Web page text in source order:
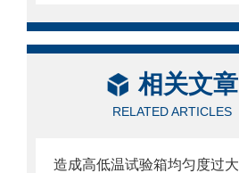
相关文章
RELATED ARTICLES